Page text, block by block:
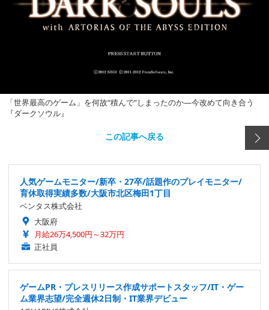
「世界最高のゲーム」を何故“積んで”しまったのか―今改めて向き合う
『ダークソウル』
この記事へ戻る
人気ゲームモニター/新卒・27卒/話題作のプレイモニター/
育休取得実績多数/大阪市北区梅田1丁目
ベンタス株式会社
大阪府
月給26万4,500円～32万円
正社員
ゲームPR・プレスリリース作成サポートスタッフ/IT・ゲー
ム業界志望/完全週休2日制・IT業界デビュー